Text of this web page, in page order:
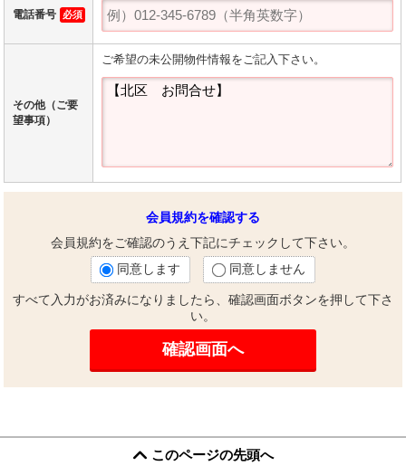
電話番号 必須
その他（ご要
望事項）
ご希望の未公開物件情報をご記入下さい。
会員規約を確認する
会員規約をご確認のうえ下記にチェックして下さい。
同意します
同意しません
すべて入力がお済みになりましたら、確認画面ボタンを押して下さ
い。
このページの先頭へ